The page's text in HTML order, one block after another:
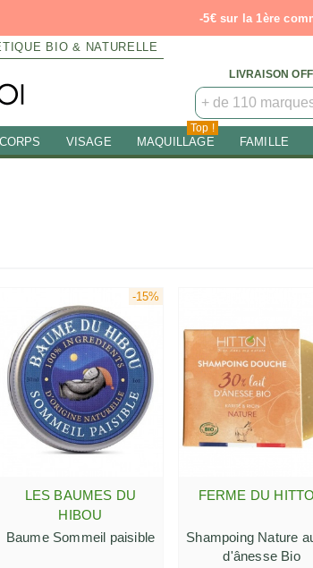
-5€ sur la 1ère
BIO & NATURELLE
LIVRAISON
CORPS VISAGE MAQUILLAGE
Top !
FAMILLE
-15%
AJOUTER AU PANIER
LES BAUMES DU
HIBOU
Baume Sommeil paisible
AJOUTER AU
FERME DU
Shampoing Nature
d'ânesse Bio